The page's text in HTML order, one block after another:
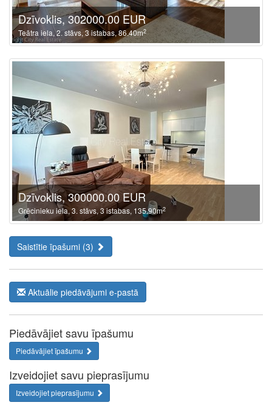
Dzīvoklis, 302000.00 EUR
Teātra iela, 2. stāvs, 3 istabas, 86.40m2
Dzīvoklis, 300000.00 EUR
Grēcinieku iela, 3. stāvs, 3 istabas, 135.90m2
Saistītie īpašumi (3)
Aktuālie piedāvājumi e-pastā
Piedāvājiet savu īpašumu
Piedāvājiet īpašumu
Izveidojiet savu pieprasījumu
Izveidojiet pieprasījumu